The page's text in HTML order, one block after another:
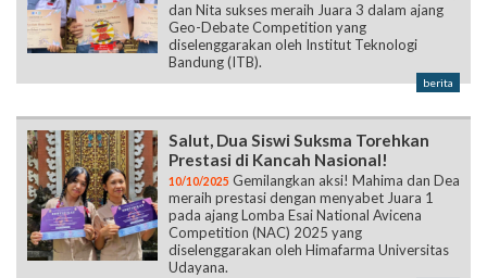
dan Nita sukses meraih Juara 3 dalam ajang
Geo-Debate Competition yang
diselenggarakan oleh Institut Teknologi
Bandung (ITB).
berita
Salut, Dua Siswi Suksma Torehkan
Prestasi di Kancah Nasional!
10/10/2025 Gemilangkan aksi! Mahima dan Dea
meraih prestasi dengan menyabet Juara 1
pada ajang Lomba Esai National Avicena
Competition (NAC) 2025 yang
diselenggarakan oleh Himafarma Universitas
Udayana.